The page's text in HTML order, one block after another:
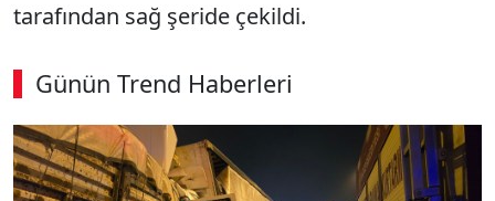
tarafından sağ şeride çekildi.
Günün Trend Haberleri